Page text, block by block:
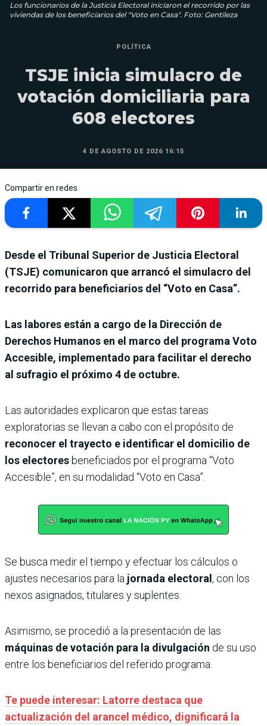
Los funcionarios de la Justicia Electoral iniciaron el recorrido por las
viviendas de los beneficiarios del "Voto en Casa". Foto: Gentileza
POLÍTICA
TSJE inicia simulacro de
votación domiciliaria para
608 electores
4 DE AGOSTO DE 2026 16:15
Compartir en redes
Desde el Tribunal Superior de Justicia Electoral
(TSJE) comunicaron que arrancó el simulacro del
recorrido para beneficiarios del “Voto en Casa”.
Las labores están a cargo de la Dirección de
Derechos Humanos en el marco del programa Voto
Accesible, implementado para facilitar el derecho
al sufragio el próximo 4 de octubre.
Las autoridades explicaron que estas tareas
exploratorias se llevan a cabo con el propósito de
reconocer el trayecto e identificar el domicilio de
los electoresbeneficiados por el programa “Voto
Accesible”, en su modalidad “Voto en Casa”.
Se busca medir el tiempo y efectuar los cálculos o
ajustes necesarios para la jornada electoral, con los
nexos asignados, titulares y suplentes.
Asimismo, se procedió a la presentación de las
máquinas de votación para la divulgación de su uso
entre los beneficiarios del referido programa.
Te puede interesar: Latorre destaca que
actualización del arancel médico, dignificará la